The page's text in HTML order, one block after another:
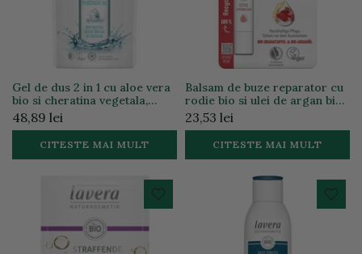
Gel de dus 2 in 1 cu aloe vera
bio si cheratina vegetala,
500ml
48,89 lei
CITESTE MAI MULT
Balsam de buze reparator cu
rodie bio si ulei de argan bio,
4.5g
23,53 lei
CITESTE MAI MULT